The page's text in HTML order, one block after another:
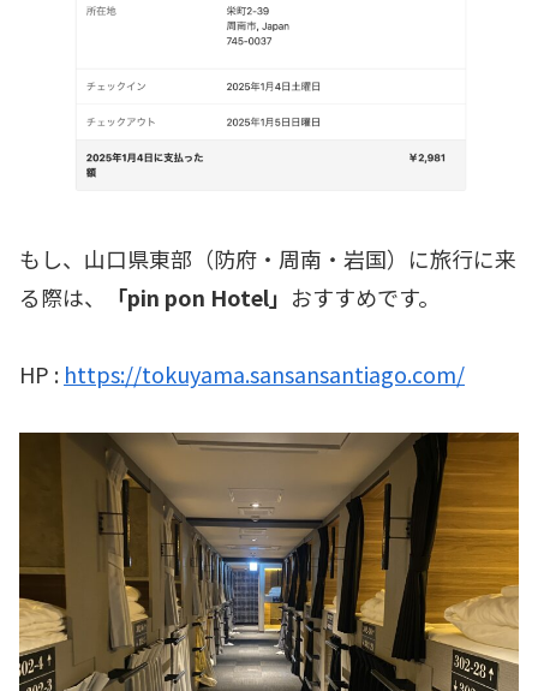
もし、山口県東部（防府・周南・岩国）に旅行に来
る際は、
「pin pon Hotel」 おすすめです。
HP : https://tokuyama.sansansantiago.com/